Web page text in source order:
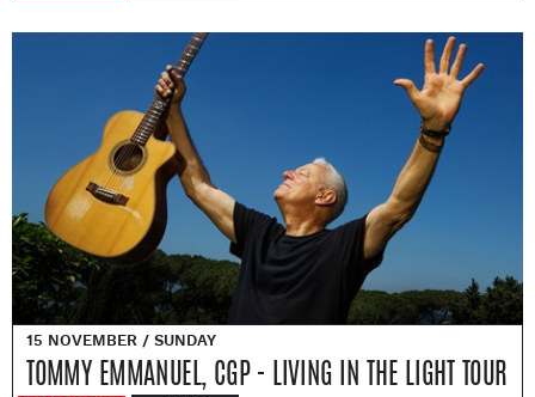
15 NOVEMBER / SUNDAY
TOMMY EMMANUEL, CGP - LIVING IN THE LIGHT TOUR